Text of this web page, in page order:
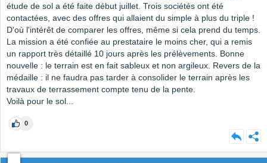
étude de sol a été faite début juillet. Trois sociétés ont été
contactées, avec des offres qui allaient du simple à plus du triple !
D'où l'intérêt de comparer les offres, même si cela prend du temps.
La mission a été confiée au prestataire le moins cher, qui a remis
un rapport très détaillé 10 jours après les prélèvements. Bonne
nouvelle : le terrain est en fait sableux et non argileux. Revers de la
médaille : il ne faudra pas tarder à consolider le terrain après les
travaux de terrassement compte tenu de la pente.
Voilà pour le sol...
0